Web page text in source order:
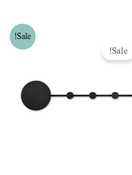
Sale!
Sale!
המקורי
היה: